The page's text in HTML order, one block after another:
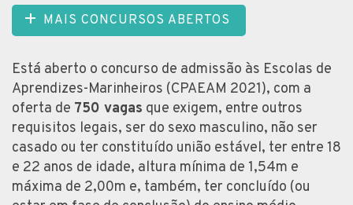
MAIS CONCURSOS ABERTOS
Está aberto o concurso de admissão às Escolas de
Aprendizes-Marinheiros (CPAEAM 2021), com a
oferta de 750 vagas que exigem, entre outros
requisitos legais, ser do sexo masculino, não ser
casado ou ter constituído união estável, ter entre 18
e 22 anos de idade, altura mínima de 1,54m e
máxima de 2,00m e, também, ter concluído (ou